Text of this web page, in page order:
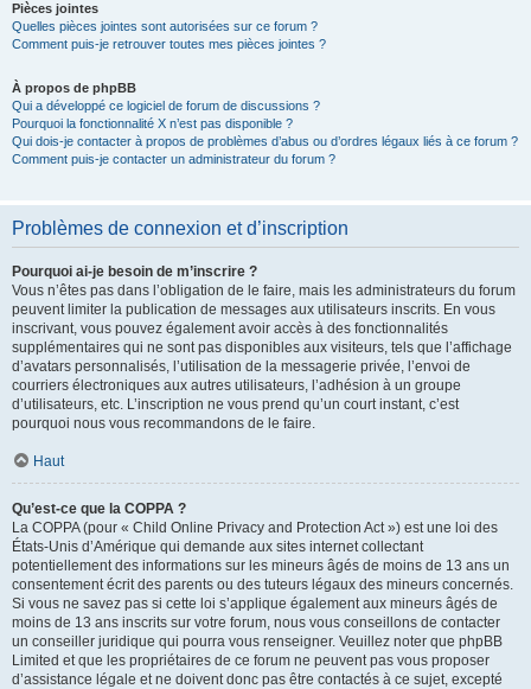
Pièces jointes
Quelles pièces jointes sont autorisées sur ce forum ?
Comment puis-je retrouver toutes mes pièces jointes ?
À propos de phpBB
Qui a développé ce logiciel de forum de discussions ?
Pourquoi la fonctionnalité X n’est pas disponible ?
Qui dois-je contacter à propos de problèmes d’abus ou d’ordres légaux liés à ce forum ?
Comment puis-je contacter un administrateur du forum ?
Problèmes de connexion et d’inscription
Pourquoi ai-je besoin de m’inscrire ?
Vous n’êtes pas dans l’obligation de le faire, mais les administrateurs du forum
peuvent limiter la publication de messages aux utilisateurs inscrits. En vous
inscrivant, vous pouvez également avoir accès à des fonctionnalités
supplémentaires qui ne sont pas disponibles aux visiteurs, tels que l’affichage
d’avatars personnalisés, l’utilisation de la messagerie privée, l’envoi de
courriers électroniques aux autres utilisateurs, l’adhésion à un groupe
d’utilisateurs, etc. L’inscription ne vous prend qu’un court instant, c’est
pourquoi nous vous recommandons de le faire.
Haut
Qu’est-ce que la COPPA ?
La COPPA (pour « Child Online Privacy and Protection Act ») est une loi des
États-Unis d’Amérique qui demande aux sites internet collectant
potentiellement des informations sur les mineurs âgés de moins de 13 ans un
consentement écrit des parents ou des tuteurs légaux des mineurs concernés.
Si vous ne savez pas si cette loi s’applique également aux mineurs âgés de
moins de 13 ans inscrits sur votre forum, nous vous conseillons de contacter
un conseiller juridique qui pourra vous renseigner. Veuillez noter que phpBB
Limited et que les propriétaires de ce forum ne peuvent pas vous proposer
d’assistance légale et ne doivent donc pas être contactés à ce sujet, excepté